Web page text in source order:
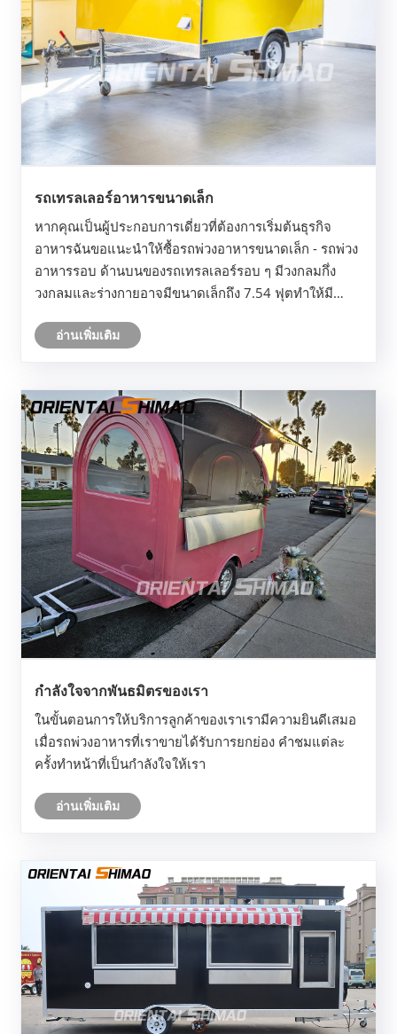
รถเทรลเลอร์อาหารขนาดเล็ก
หากคุณเป็นผู้ประกอบการเดี่ยวที่ต้องการเริ่มต้นธุรกิจ
อาหารฉันขอแนะนำให้ซื้อรถพ่วงอาหารขนาดเล็ก - รถพ่วง
อาหารรอบ ด้านบนของรถเทรลเลอร์รอบ ๆ มีวงกลมกึ่ง
วงกลมและร่างกายอาจมีขนาดเล็กถึง 7.54 ฟุตทำให้มี
ดำเนินงานและเสนอราคาที่แข่งขันได้มากเหมาะสำหรับผู้
อ่านเพิ่มเติม
กำลังใจจากพันธมิตรของเรา
ในขั้นตอนการให้บริการลูกค้าของเราเรามีความยินดีเสมอ
เมื่อรถพ่วงอาหารที่เราขายได้รับการยกย่อง คำชมแต่ละ
ครั้งทำหน้าที่เป็นกำลังใจให้เรา
อ่านเพิ่มเติม